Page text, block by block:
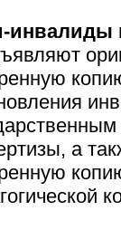
инвалиды
а